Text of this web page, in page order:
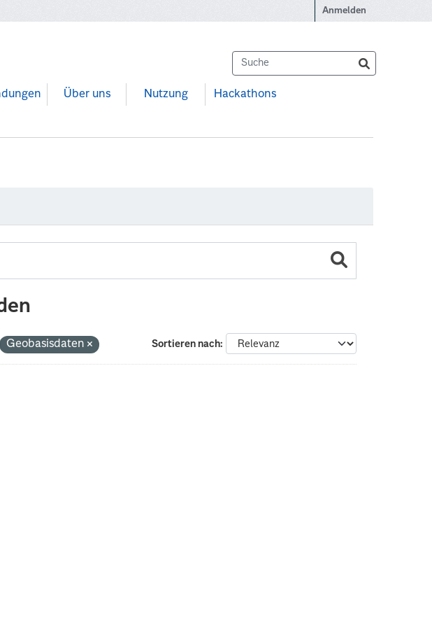
Anmelden
Über uns Nutzung Hackathons
Sortieren nach
Geobasisdaten